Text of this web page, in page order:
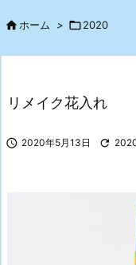
ホーム > 2020
リメイク花入れ
 2020年5月13日 